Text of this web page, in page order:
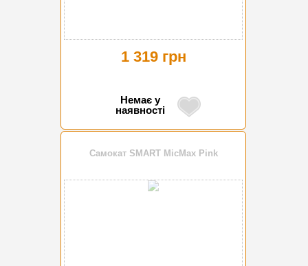
1 319 грн
Немає у
наявності
Самокат SMART MicMax Pink